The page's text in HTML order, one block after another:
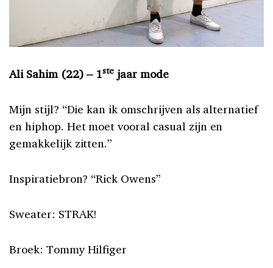
Ali Sahim (22) – 1ste jaar mode
Mijn stijl? “Die kan ik omschrijven als alternatief
en hiphop. Het moet vooral casual zijn en
gemakkelijk zitten.”
Inspiratiebron? “Rick Owens”
Sweater: STRAK!
Broek: Tommy Hilfiger